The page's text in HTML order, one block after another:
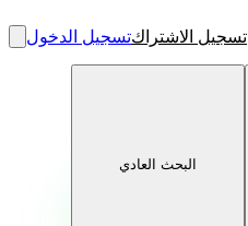
تسجيل الاشتراكتسجيل الدخول
البحث العادي